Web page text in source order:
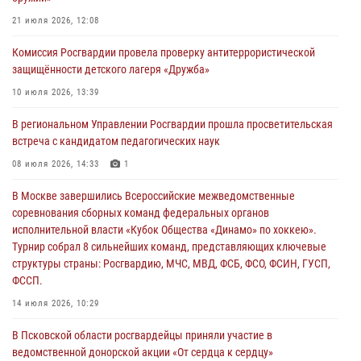
03 августа 2026, 14:10
безопасности во время празднования Дня ВДВ
02 августа 2026, 13:28
улицу Труда
31 июля 2026, 13:53
Всероссийского конкурса профессионального мастерства среди
сотрудников вневедомственной охраны Росгвардии, Псковские
Росгвардейцы одержали победу
30 июля 2026, 05:10
21 июля 2026, 12:08
Комиссия Росгвардии провела проверку антитеррористической
защищённости детского лагеря «Дружба»
10 июля 2026, 13:39
В региональном Управлении Росгвардии прошла просветительская
встреча с кандидатом педагогических наук
08 июля 2026, 14:33 1
В Москве завершились Всероссийские межведомственные
соревнования сборных команд федеральных органов
исполнительной власти «Кубок Общества «Динамо» по хоккею».
Турнир собрал 8 сильнейших команд, представляющих ключевые
структуры страны: Росгвардию, МЧС, МВД, ФСБ, ФСО, ФСИН, ГУСП,
ФССП.
14 июля 2026, 10:29
В Псковской области росгвардейцы приняли участие в
ведомственной донорской акции «От сердца к сердцу»